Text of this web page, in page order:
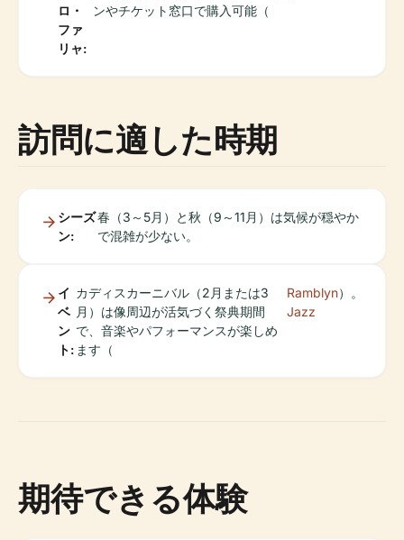
ロ・
ファ
リャ:
ンやチケット窓口で購入可能（
訪問に適した時期
シーズ
ン:
春（3～5月）と秋（9～11月）は気候が穏やか
で混雑が少ない。
イ
ベ
ン
ト:
カディスカーニバル（2月または3
月）は像周辺が活気づく祭典期間
で、音楽やパフォーマンスが楽しめ
ます（
Ramblyn
Jazz
）。
期待できる体験